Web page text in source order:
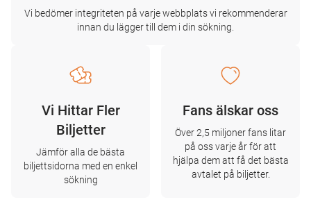
Vi bedömer integriteten på varje webbplats vi rekommenderar
innan du lägger till dem i din sökning.
Vi Hittar Fler
Biljetter
Jämför alla de bästa
biljettsidorna med en enkel
sökning
Fans älskar oss
Över 2,5 miljoner fans litar
på oss varje år för att
hjälpa dem att få det bästa
avtalet på biljetter.